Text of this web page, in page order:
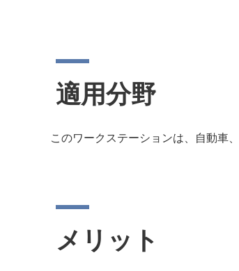
適用分野
このワークステーションは、自動車
メリット